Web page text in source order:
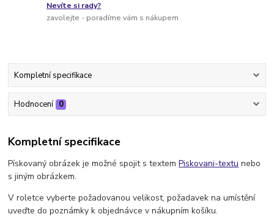
Nevíte si rady?
zavolejte - poradíme vám s nákupem
Kompletní specifikace
Hodnocení 0
Kompletní specifikace
Pískovaný obrázek je možné spojit s textemPiskovani-textu nebo
s jiným obrázkem.
V roletce vyberte požadovanou velikost, požadavek na umístění
uveďte do poznámky k objednávce v nákupním košíku.